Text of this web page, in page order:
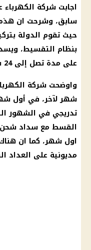
اجابت شركة الكهرباء
سابق، وشرحت ان هذه
حيث تقوم الدولة
بنظام التقسيط،
على مدة تصل إلى 24 شهر.
واوضحت شركة
شهر لآخر، في أول
تدريجي في الشهور
القسط مع سداد
اول شهر، كما ان
مديونية على العداد